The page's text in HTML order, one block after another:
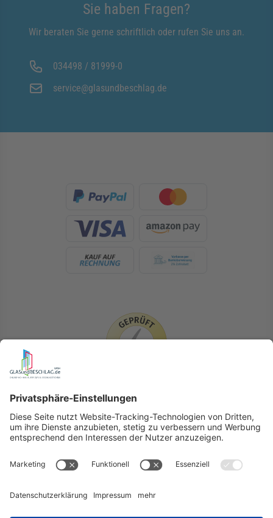
Sie haben Fragen?
Wir beraten Sie gerne schriftlich oder rufen Sie uns an.
034498 / 81999-0
service@glasundbeschlag.de